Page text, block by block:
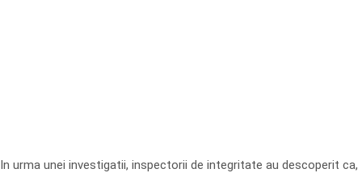
In urma unei investigatii, inspectorii de integritate au descoperit ca,